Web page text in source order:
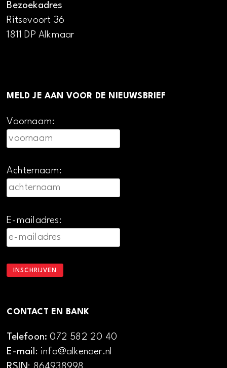
Bezoekadres
Ritsevoort 36
1811 DP Alkmaar
MELD JE AAN VOOR DE NIEUWSBRIEF
Voornaam:
Achternaam:
E-mailadres:
CONTACT EN BANK
Telefoon:072 582 20 40
E-mail: info@alkenaer.nl